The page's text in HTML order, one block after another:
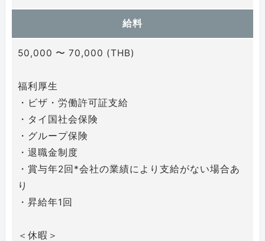
給料
50,000 〜 70,000 (THB)
福利厚生
・ビザ・労働許可証支給
・タイ国社会保険
・グループ保険
・退職金制度
・賞与年2回*会社の業績により支給がない場合あ
り
・昇給年1回
＜休暇＞